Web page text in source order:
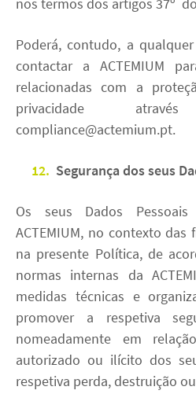
Poderá, contudo, a
contactar a ACTEMIUM
relacionadas com a
privacidade
compliance@actemium.pt.
12. Segurança dos seus
Os seus Dados
ACTEMIUM, no contexto
na presente Política, de
normas internas da
medidas técnicas e
promover a respetiva
nomeadamente em
autorizado ou ilícito dos
respetiva perda, destruição